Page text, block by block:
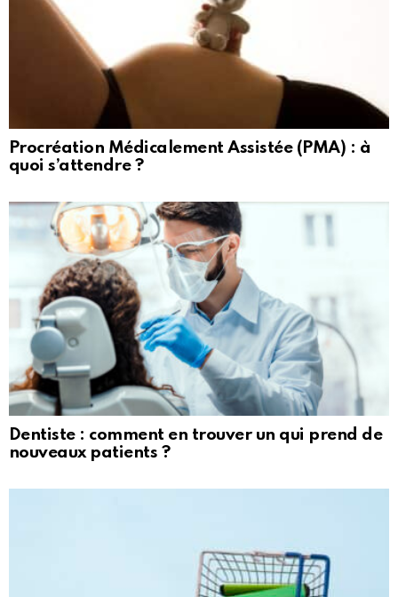
Procréation Médicalement Assistée (PMA) : à
quoi s’attendre ?
Dentiste : comment en trouver un qui prend de
nouveaux patients ?